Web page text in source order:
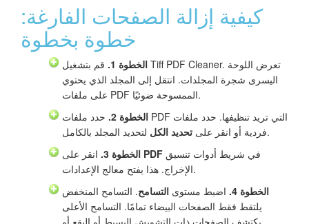
كيفية إزالة الصفحات الفارغة:
خطوة بخطوة
الخطوة 1.
قم بتشغيل Tiff PDF Cleaner. تعرض اللوحة
اليسرى شجرة المجلدات. انتقل إلى المجلد الذي يحتوي
على ملفات PDF الممسوحة ضوئيًا.
الخطوة 2.
حدد ملفات PDF التي تريد تنظيفها. حدد ملفات
فردية أو انقر على تحديد الكل
لتحديد المجلد بالكامل.
الخطوة 3. PDF
الإخراج. هذا يفتح معالج الإعدادات.
الخطوة 4.
اضبط مستوى التسامح. التسامح المنخفض
يلتقط فقط الصفحات البيضاء تمامًا. التسامح الأعلى